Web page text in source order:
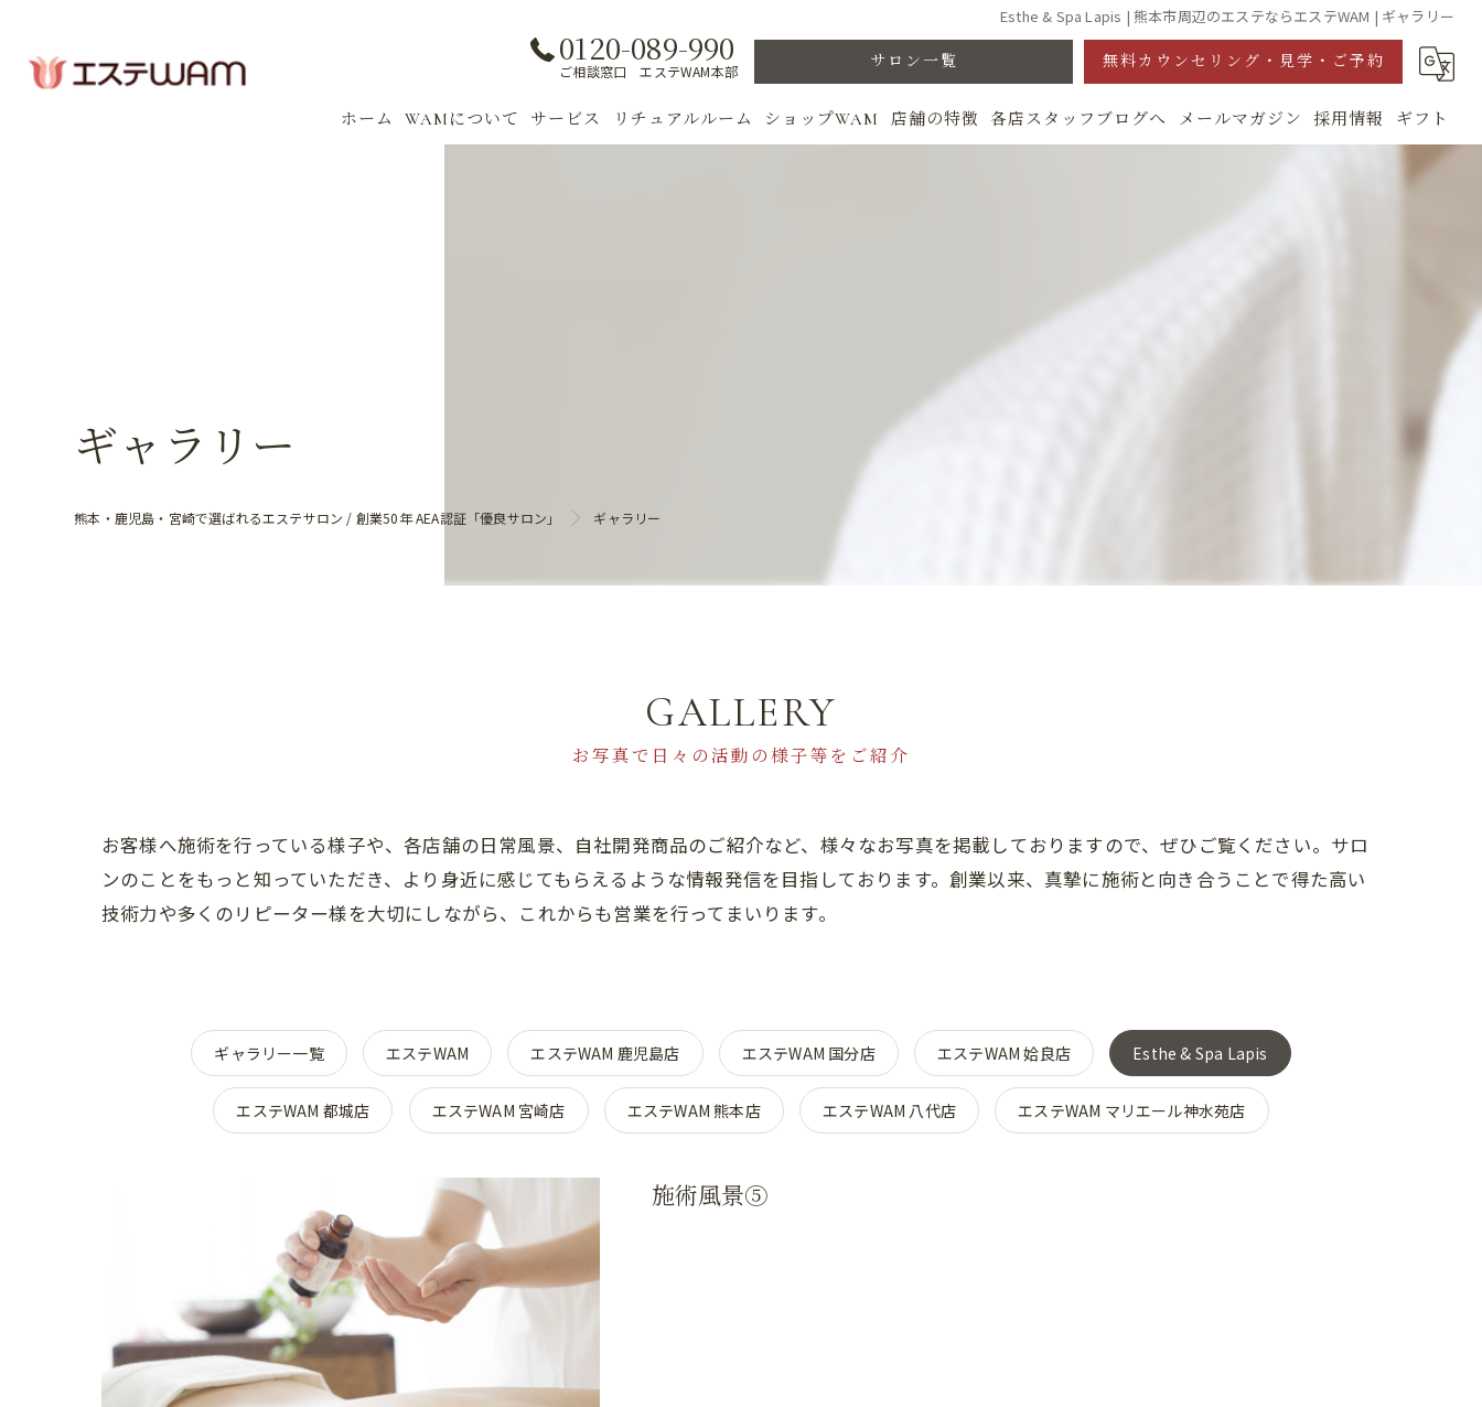
Esthe & Spa Lapis | 熊本市周辺のエステならエステWAM | ギャラリー
0120-089-990
ご相談窓口 エステWAM本部
サロン一覧 無料カウンセリング・見学・ご予約
ホーム WAMについて サービス リチュアルルーム ショップWAM 店舗の特徴
トレーニング
各店スタッフブログへ メールマガジン 採用情報 ギフト
ギャラリー
熊本・鹿児島・宮崎で選ばれるエステサロン / 創業50年 AEA認証「優良サロン」 ギャラリー
GALLERY
お写真で日々の活動の様子等をご紹介
お客様へ施術を行っている様子や、各店舗の日常風景、自社開発商品のご紹介など、様々なお写真を掲載しておりますので、ぜひご覧ください。サロ
ンのことをもっと知っていただき、より身近に感じてもらえるような情報発信を目指しております。創業以来、真摯に施術と向き合うことで得た高い
技術力や多くのリピーター様を大切にしながら、これからも営業を行ってまいります。
ギャラリー一覧 エステWAM エステWAM 鹿児島店 エステWAM 国分店 エステWAM 姶良店 Esthe & Spa Lapis
エステWAM 都城店 エステWAM 宮崎店 エステWAM 熊本店 エステWAM 八代店 エステWAM マリエール神水苑店
施術風景⑤